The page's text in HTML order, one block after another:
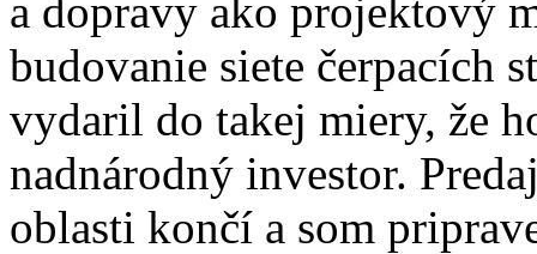
a dopravy ako projektový
budovanie siete čerpacích
vydaril do takej miery, že
nadnárodný investor.
oblasti končí a som